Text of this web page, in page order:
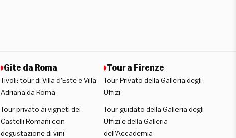
Gite da Roma
Tivoli: tour di Villa d’Este e Villa
Adriana da Roma
Tour privato ai vigneti dei
Castelli Romani con
degustazione di vini
Tour a Firenze
Tour Privato della Galleria degli
Uffizi
Tour guidato della Galleria degli
Uffizi e della Galleria
dell’Accademia